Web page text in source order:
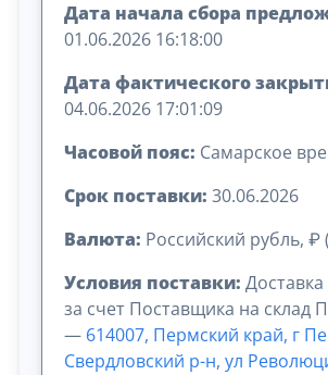
Дата начала сбора
01.06.2026 16:18:00
Дата фактического
04.06.2026 17:01:09
Часовой пояс: Самарское
Срок поставки: 30.06.2026
Валюта: Российский рубль, ₽
Условия поставки:
за счет Поставщика на склад
— 614007, Пермский край, г
Свердловский р-н, ул